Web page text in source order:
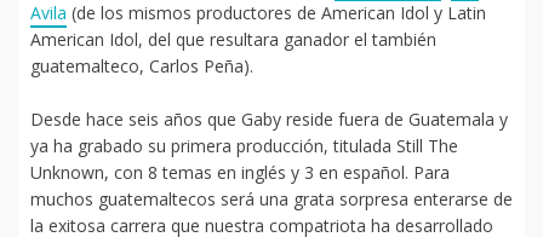
Avila (de los mismos productores de American Idol y Latin
American Idol, del que resultara ganador el también
guatemalteco, Carlos Peña).
Desde hace seis años que Gaby reside fuera de Guatemala y
ya ha grabado su primera producción, titulada Still The
Unknown, con 8 temas en inglés y 3 en español. Para
muchos guatemaltecos será una grata sorpresa enterarse de
la exitosa carrera que nuestra compatriota ha desarrollado